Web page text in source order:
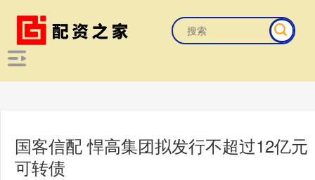
国客信配 悍高集团拟发行不超过12亿元
可转债